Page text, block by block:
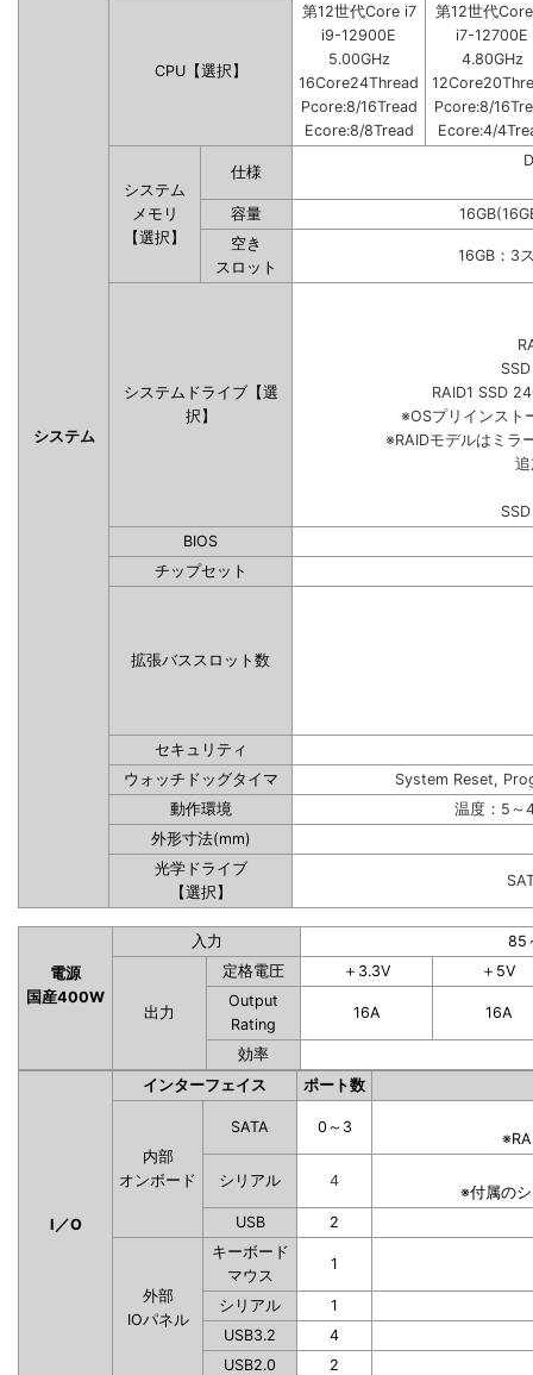
システム
CPU【選択】
第12世代Core i7
i9-12900E
5.00GHz
16Core24Thread
Pcore:8/16Tread
Ecore:8/8Tread
第12世代
i7-12700E
4.80GHz
Pcore:8/
Ecore:4/
システム
メモリ
【選択】
仕様
容量
空き
スロット
16GB：3
システムドライブ【選
択】
RAID1 SSD
※OSプリインスト
※RAIDモデルはミラ
BIOS
チップセット
拡張バススロット数
セキュリティ
ウォッチドッグタイマ
System Reset,
動作環境
温度：5～
外形寸法(mm)
光学ドライブ
【選択】
電源
国産400W
入力 85
出力
定格電圧 ＋3.3V
＋5V
Output
Rating
16A 16A
効率
I／O
インターフェイス ポート数
内部
オンボード
SATA 0～3
シリアル 4
※付属の
USB
2
外部
IOパネル
キーボード
マウス
1
シリアル
1
USB3.2
4
USB2.0
2